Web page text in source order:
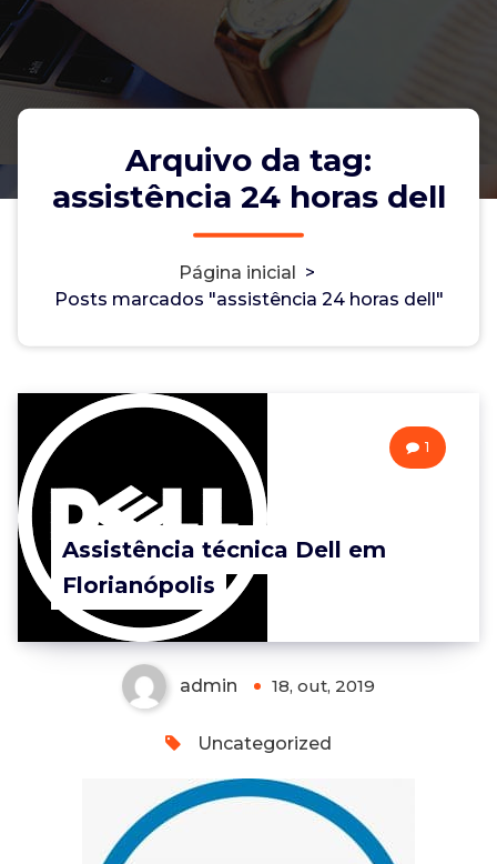
Arquivo da tag:
assistência 24 horas dell
Página inicial >
Posts marcados "assistência 24 horas dell"
Assistência técnica Dell em
Florianópolis
1
admin 18, out, 2019
Uncategorized